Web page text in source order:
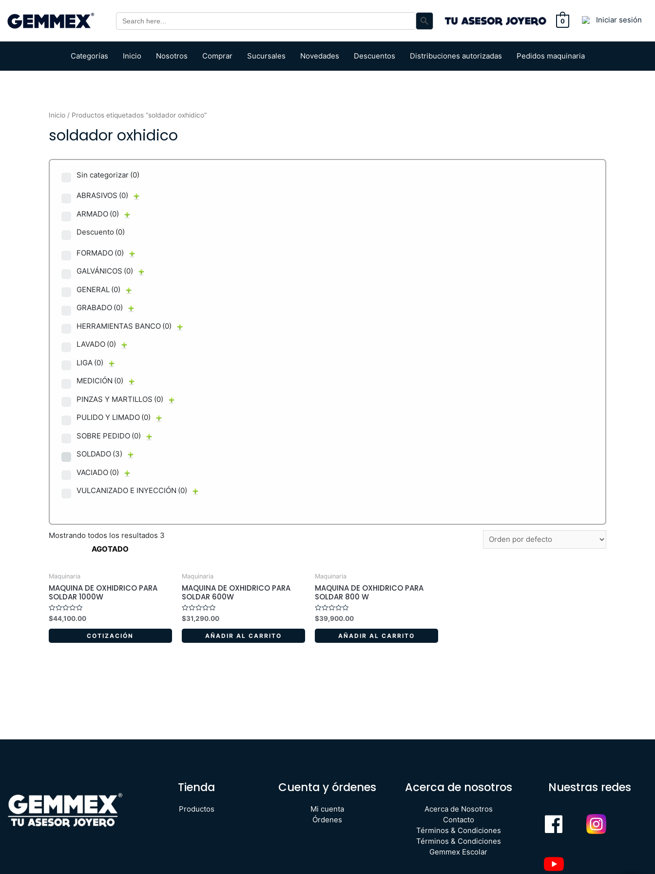
Iniciar sesión
Search
for:
Search Button
Categorías Inicio Nosotros Comprar Sucursales Novedades Descuentos Distribuciones autorizadas Pedidos maquinaria
0
Inicio / Productos etiquetados “soldador oxhidico”
soldador oxhidico
Sin categorizar (0)
ABRASIVOS (0)
ARMADO (0)
Descuento (0)
FORMADO (0)
GALVÁNICOS (0)
GENERAL (0)
GRABADO (0)
HERRAMIENTAS BANCO (0)
LAVADO (0)
LIGA (0)
MEDICIÓN (0)
PINZAS Y MARTILLOS (0)
PULIDO Y LIMADO (0)
SOBRE PEDIDO (0)
SOLDADO (3)
VACIADO (0)
VULCANIZADO E INYECCIÓN (0)
Mostrando todos los resultados 3
AGOTADO
Maquinaria
MAQUINA DE OXHIDRICO PARA
SOLDAR 1000W
Valorado
en
0
5
$44,100.00
COTIZACIÓN
Maquinaria
MAQUINA DE OXHIDRICO PARA
SOLDAR 600W
Valorado
en
0
5
$31,290.00
AÑADIR AL CARRITO
Maquinaria
MAQUINA DE OXHIDRICO PARA
SOLDAR 800 W
Valorado
en
0
5
$39,900.00
AÑADIR AL CARRITO
Tienda
Productos
Cuenta y órdenes
Mi cuenta
Órdenes
Acerca de nosotros
Acerca de Nosotros
Contacto
Términos & Condiciones
Términos & Condiciones
Gemmex Escolar
Nuestras redes